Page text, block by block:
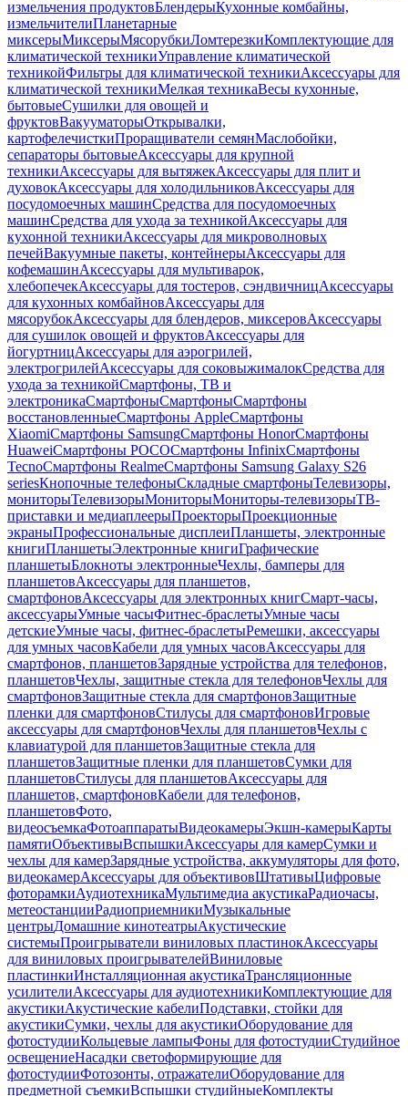
измельчения продуктовБлендерыКухонные комбайны,
измельчителиПланетарные
миксерыМиксерыМясорубкиЛомтерезкиКомплектующие для
климатической техникиУправление климатической
техникойФильтры для климатической техникиАксессуары для
климатической техникиМелкая техникаВесы кухонные,
бытовыеСушилки для овощей и
фруктовВакууматорыОткрывалки,
картофелечисткиПроращиватели семянМаслобойки,
сепараторы бытовыеАксессуары для крупной
техникиАксессуары для вытяжекАксессуары для плит и
духовокАксессуары для холодильниковАксессуары для
посудомоечных машинСредства для посудомоечных
машинСредства для ухода за техникойАксессуары для
кухонной техникиАксессуары для микроволновых
печейВакуумные пакеты, контейнерыАксессуары для
кофемашинАксессуары для мультиварок,
хлебопечекАксессуары для тостеров, сэндвичницАксессуары
для кухонных комбайновАксессуары для
мясорубокАксессуары для блендеров, миксеровАксессуары
для сушилок овощей и фруктовАксессуары для
йогуртницАксессуары для аэрогрилей,
электрогрилейАксессуары для соковыжималокСредства для
ухода за техникойСмартфоны, ТВ и
электроникаСмартфоныСмартфоныСмартфоны
восстановленныеСмартфоны AppleСмартфоны
XiaomiСмартфоны SamsungСмартфоны HonorСмартфоны
HuaweiСмартфоны POCOСмартфоны InfinixСмартфоны
TecnoСмартфоны RealmeСмартфоны Samsung Galaxy S26
seriesКнопочные телефоныСкладные смартфоныТелевизоры,
мониторыТелевизорыМониторыМониторы-телевизорыТВ-
приставки и медиаплеерыПроекторыПроекционные
экраныПрофессиональные дисплеиПланшеты, электронные
книгиПланшетыЭлектронные книгиГрафические
планшетыБлокноты электронныеЧехлы, бамперы для
планшетовАксессуары для планшетов,
смартфоновАксессуары для электронных книгСмарт-часы,
аксессуарыУмные часыФитнес-браслетыУмные часы
детскиеУмные часы, фитнес-браслетыРемешки, аксессуары
для умных часовКабели для умных часовАксессуары для
смартфонов, планшетовЗарядные устройства для телефонов,
планшетовЧехлы, защитные стекла для телефоновЧехлы для
смартфоновЗащитные стекла для смартфоновЗащитные
пленки для смартфоновСтилусы для смартфоновИгровые
аксессуары для смартфоновЧехлы для планшетовЧехлы с
клавиатурой для планшетовЗащитные стекла для
планшетовЗащитные пленки для планшетовСумки для
планшетовСтилусы для планшетовАксессуары для
планшетов, смартфоновКабели для телефонов,
планшетовФото,
видеосъемкаФотоаппаратыВидеокамерыЭкшн-камерыКарты
памятиОбъективыВспышкиАксессуары для камерСумки и
чехлы для камерЗарядные устройства, аккумуляторы для фото,
видеокамерАксессуары для объективовШтативыЦифровые
фоторамкиАудиотехникаМультимедиа акустикаРадиочасы,
метеостанцииРадиоприемникиМузыкальные
центрыДомашние кинотеатрыАкустические
системыПроигрыватели виниловых пластинокАксессуары
для виниловых проигрывателейВиниловые
пластинкиИнсталляционная акустикаТрансляционные
усилителиАксессуары для аудиотехникиКомплектующие для
акустикиАкустические кабелиПодставки, стойки для
акустикиСумки, чехлы для акустикиОборудование для
фотостудииКольцевые лампыФоны для фотостудииСтудийное
освещениеНасадки светоформирующие для
фотостудииФотозонты, отражателиОборудование для
предметной съемкиВспышки студийныеКомплекты